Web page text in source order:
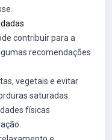
contribuir para a
recomendações
vegetais e evitar
saturadas.
físicas